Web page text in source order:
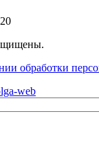
обработки
web